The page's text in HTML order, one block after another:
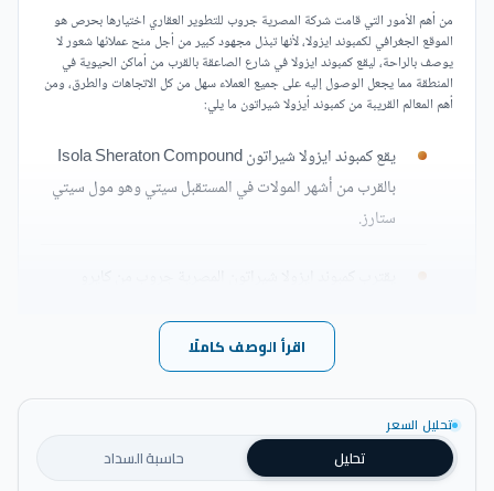
من أهم الأمور التي قامت شركة المصرية جروب للتطوير العقاري اختيارها بحرص هو
الموقع الجغرافي لكمبوند ايزولا، لأنها تبذل مجهود كبير من أجل منح عملائها شعور لا
يوصف بالراحة، ليقع كمبوند ايزولا في شارع الصاعقة بالقرب من أماكن الحيوية في
المنطقة مما يجعل الوصول إليه على جميع العملاء سهل من كل الاتجاهات والطرق، ومن
أهم المعالم القريبة من كمبوند أيزولا شيراتون ما يلي:
يقع كمبوند ايزولا شيراتون Isola Sheraton Compound
بالقرب من أشهر المولات في المستقبل سيتي وهو مول سيتي
ستارز.
سهولة الذهاب من كمبوند ايزولا شيراتون إلى مطار القاهرة
الدولي خلال وقت قصير.
تعد المسافة الفاصلة بين ايزولا شيراتون هليوبوليس والنادي
اقرأ الوصف كاملًا
تحليل السعر
تحليل حاسبة السداد